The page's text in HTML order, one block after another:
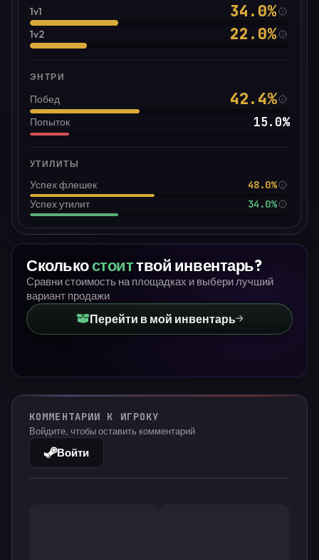
1v1 34.0%
1v2 22.0%
ЭНТРИ
Побед 42.4%
Попыток 15.0%
УТИЛИТЫ
Успех флешек
48.0%
Успех утилит
34.0%
Сколькостоиттвой инвентарь?
Сравни стоимость на площадках и выбери лучший
вариант продажи
Перейти в мой инвентарь
КОММЕНТАРИИ К ИГРОКУ
Войдите, чтобы оставить комментарий
Войти